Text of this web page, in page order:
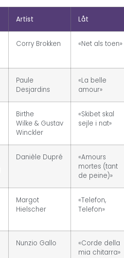
Artist Låt
Corry Brokken «Net als toen»
Paule
Desjardins
«La belle
amour»
Birthe
Wilke & Gustav
Winckler
«Skibet skal
sejle i nat»
Danièle Dupré
«Amours
mortes (tant
de peine)»
Margot
Hielscher
«Telefon,
Telefon»
Nunzio Gallo
«Corde della
mia chitarra»